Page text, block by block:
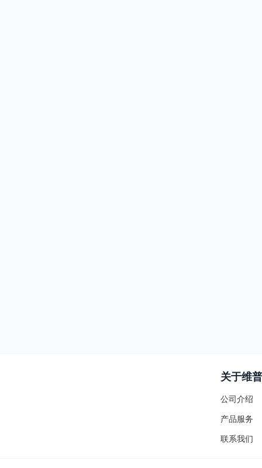
关于维普
公司介绍
产品服务
联系我们